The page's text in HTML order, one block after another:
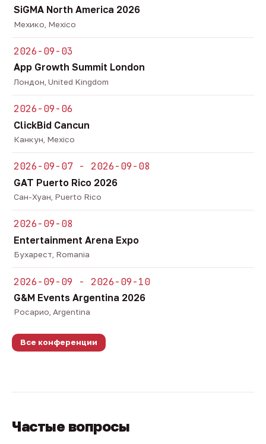
SiGMA North America 2026
Мехико, Mexico
2026-09-03
App Growth Summit London
Лондон, United Kingdom
2026-09-06
ClickBid Cancun
Канкун, Mexico
2026-09-07 - 2026-09-08
GAT Puerto Rico 2026
Сан-Хуан, Puerto Rico
2026-09-08
Entertainment Arena Expo
Бухарест, Romania
2026-09-09 - 2026-09-10
G&M Events Argentina 2026
Росарио, Argentina
Все конференции
Частые вопросы